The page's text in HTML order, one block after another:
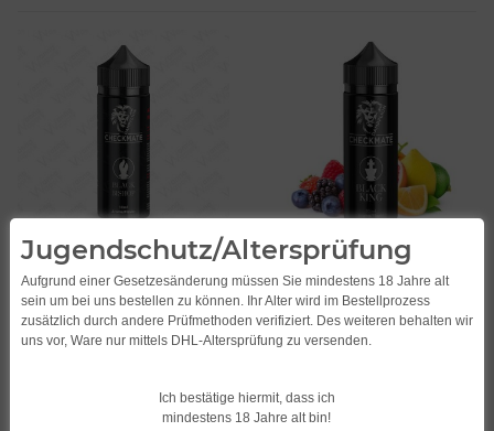
Dampflion Checkmate -
Black Bishop 10ml/120ml
LongfillAroma
15,00*
1.500,00 pro 1 l
Dampflion Checkmate -
Black King 10ml/120ml
Longfill Aroma
15,00*
1.500,00 pro 1 l
Jugendschutz/Altersprüfung
Aufgrund einer Gesetzesänderung müssen Sie mindestens 18 Jahre alt
sein um bei uns bestellen zu können. Ihr Alter wird im Bestellprozess
zusätzlich durch andere Prüfmethoden verifiziert. Des weiteren behalten wir
uns vor, Ware nur mittels DHL-Altersprüfung zu versenden.
Ich bestätige hiermit, dass ich
mindestens 18 Jahre alt bin!